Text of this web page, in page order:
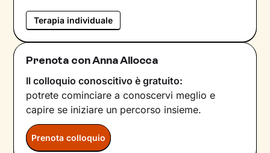
Terapia individuale
Prenota con Anna Allocca
Il colloquio conoscitivo è gratuito:
potrete cominciare a conoscervi meglio e
capire se iniziare un percorso insieme.
Prenota colloquio